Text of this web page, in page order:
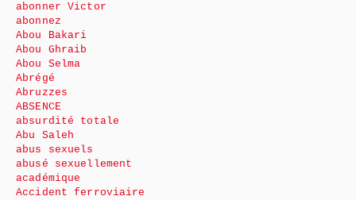
abonner Victor
abonnez
Abou Bakari
Abou Ghraib
Abou Selma
Abrégé
Abruzzes
ABSENCE
absurdité totale
Abu Saleh
abus sexuels
abusé sexuellement
académique
Accident ferroviaire